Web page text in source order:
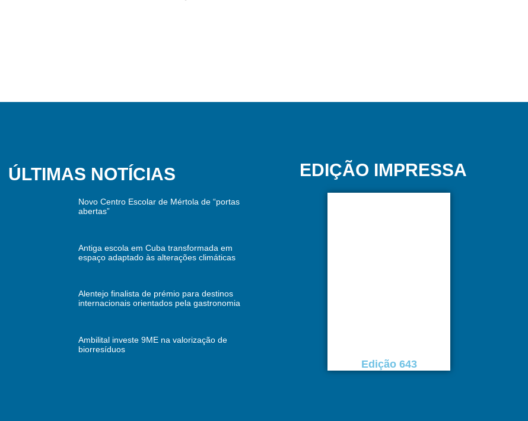
ÚLTIMAS NOTÍCIAS
Novo Centro Escolar de Mértola de “portas
abertas”
Antiga escola em Cuba transformada em
espaço adaptado às alterações climáticas
Alentejo finalista de prémio para destinos
internacionais orientados pela gastronomia
Ambilital investe 9ME na valorização de
biorresíduos
EDIÇÃO IMPRESSA
Edição 643